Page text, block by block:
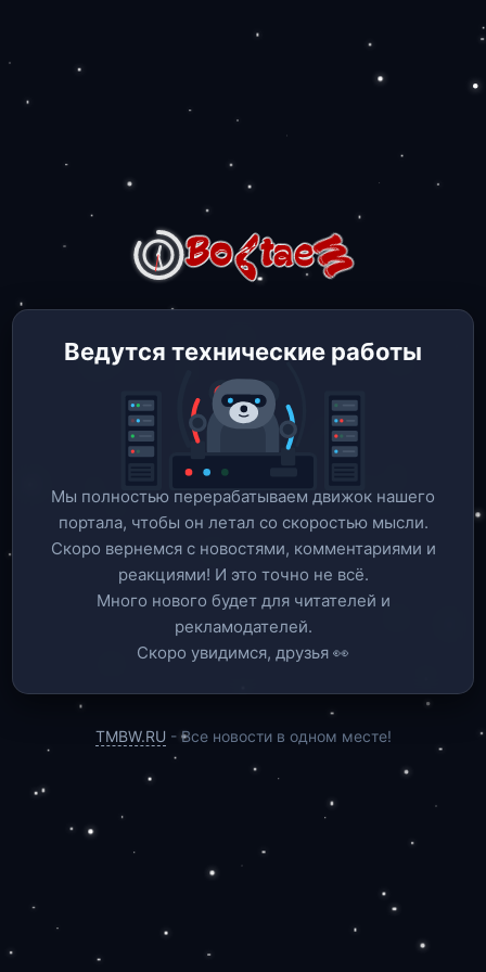
Ведутся технические работы
Мы полностью перерабатываем движок нашего
портала, чтобы он летал со скоростью мысли.
Скоро вернемся c новостями, комментариями и
реакциями! И это точно не всё.
Много нового будет для читателей и
рекламодателей.
Скоро увидимся, друзья 👀
TMBW.RU - Все новости в одном месте!